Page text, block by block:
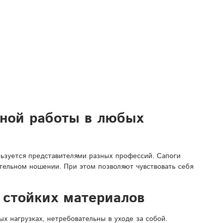
работы в любых
представителями разных профессий. Сапоги
ношении. При этом позволяют чувствовать себя
материалов
нетребовательны в уходе за собой.